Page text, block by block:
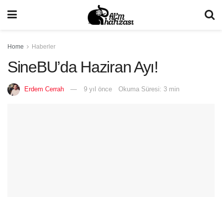
Home Haberler
SineBU’da Haziran Ayı!
Erdem Cerrah 9 yıl önce Okuma Süresi: 3 min